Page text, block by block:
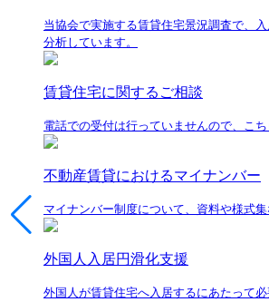
当協会で実施する賃貸住宅景況調査で、
分析しています。
賃貸住宅に関するご相談
電話での受付は行っていませんので、こち
不動産賃貸におけるマイナンバー
マイナンバー制度について、資料や様式
外国人入居円滑化支援
外国人が賃貸住宅へ入居するにあたって